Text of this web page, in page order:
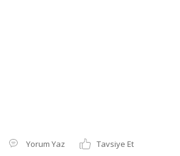
Yorum Yaz
Tavsiye Et